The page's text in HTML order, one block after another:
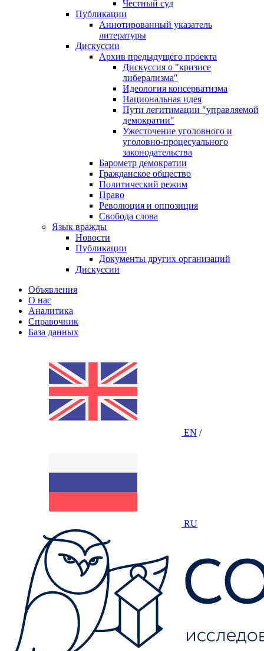
Честный суд
Публикации
Аннотированный указатель
литературы
Дискуссии
Архив предыдущего проекта
Дискуссия о "кризисе
либерализма"
Идеология консерватизма
Национальная идея
Пути легитимации "управляемой
демократии"
Ужесточение уголовного и
уголовно-процесуального
законодательства
Барометр демократии
Гражданское общество
Политический режим
Право
Революция и оппозиция
Свобода слова
Язык вражды
Новости
Публикации
Документы других организаций
Дискуссии
Объявления
О нас
Аналитика
Справочник
База данных
EN /
RU